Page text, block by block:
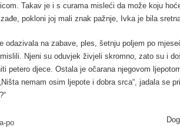
Takav je i s curama misleći da može koju
pokloni joj mali znak pažnje, Ivka je bila
odazivala na zabave, ples, šetnju poljem po
Njeni su oduvjek živjeli skromno, zato su i
petero djece. Ostala je očarana njegovom
nemam osim ljepote i dobra srca“, jadala se